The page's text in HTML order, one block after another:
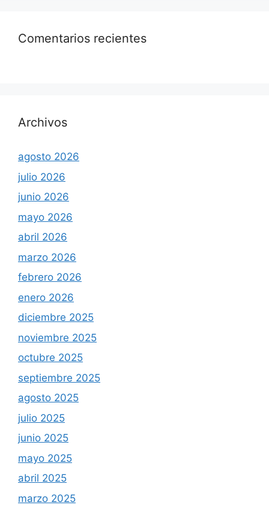
Comentarios recientes
Archivos
agosto 2026
julio 2026
junio 2026
mayo 2026
abril 2026
marzo 2026
febrero 2026
enero 2026
diciembre 2025
noviembre 2025
octubre 2025
septiembre 2025
agosto 2025
julio 2025
junio 2025
mayo 2025
abril 2025
marzo 2025